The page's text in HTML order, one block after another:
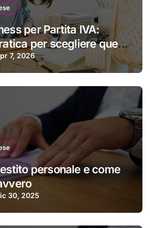
per Partita IVA:
per scegliere quello
7, 2026
personale e come
30, 2025